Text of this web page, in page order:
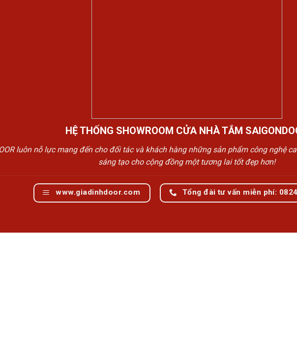
HỆ THỐNG SHOWROOM CỬA NHÀ TẮM
luôn nỗ lực mang đến cho đối tác và khách hàng những sản phẩm công nghệ
sáng tạo cho cộng đồng một tương lai tốt đẹp hơn!
www.giadinhdoor.com Tổng đài tư vấn miễn phí: